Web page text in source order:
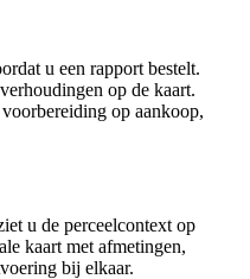
u een rapport bestelt.
op de kaart.
op aankoop,
u de perceelcontext op
kaart met afmetingen,
bij elkaar.